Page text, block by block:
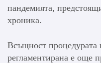
пандемията,
хроника.
Всъщност процедурата
регламентирана е още